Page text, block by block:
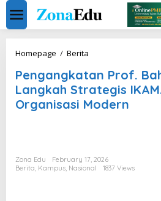
Skip
content
Homepage / Berita
Bahtiyar
Efendi,
Langkah
Strategis
Pengangkatan Prof.
Langkah Strategis
Organisasi Modern
Zona Edu
February 17, 2026
Berita, Kampus, Nasional 1837 Views